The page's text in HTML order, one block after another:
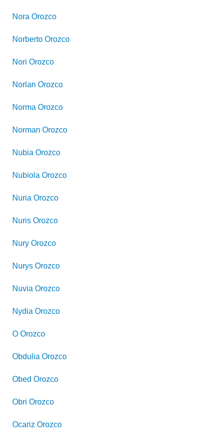
Nora Orozco
Norberto Orozco
Nori Orozco
Norlan Orozco
Norma Orozco
Norman Orozco
Nubia Orozco
Nubiola Orozco
Nuria Orozco
Nuris Orozco
Nury Orozco
Nurys Orozco
Nuvia Orozco
Nydia Orozco
O Orozco
Obdulia Orozco
Obed Orozco
Obri Orozco
Ocariz Orozco